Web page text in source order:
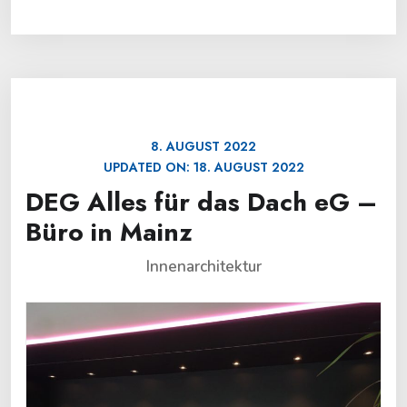
8. AUGUST 2022
UPDATED ON: 18. AUGUST 2022
DEG Alles für das Dach eG –
Büro in Mainz
Innenarchitektur